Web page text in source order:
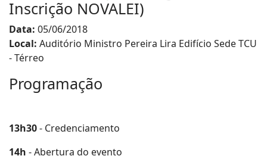
Inscrição NOVALEI)
Data: 05/06/2018
Local: Auditório Ministro Pereira Lira Edifício Sede TCU
- Térreo
Programação
13h30- Credenciamento
14h - Abertura do evento